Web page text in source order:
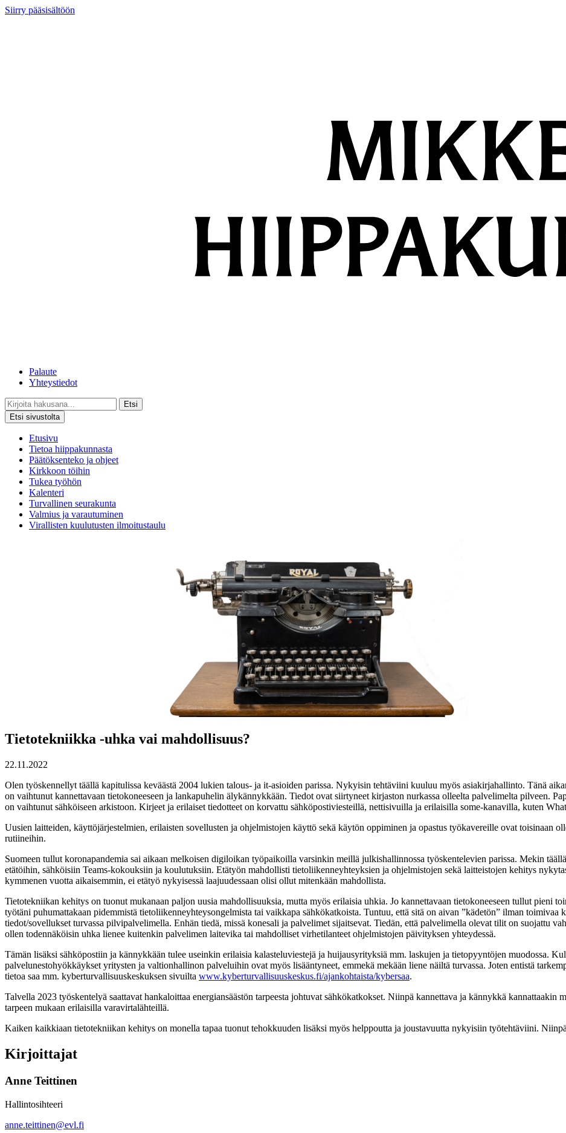
Siirry pääsisältöön
Palaute
Yhteystiedot
Etsi
Etsi sivustolta
Etusivu
Tietoa hiippakunnasta
Päätöksenteko ja ohjeet
Kirkkoon töihin
Tukea työhön
Kalenteri
Turvallinen seurakunta
Valmius ja varautuminen
Virallisten kuulutusten ilmoitustaulu
Tietotekniikka -uhka vai mahdollisuus?
22.11.2022
Olen työskennellyt täällä kapitulissa keväästä 2004 lukien talous- ja it-asioiden parissa. Nykyisin tehtäviini kuuluu myös asiakirjahallinto. Tänä
on vaihtunut kannettavaan tietokoneeseen ja lankapuhelin älykännykkään. Tiedot ovat siirtyneet kirjaston nurkassa olleelta palvelimelta pilveen.
on vaihtunut sähköiseen arkistoon. Kirjeet ja erilaiset tiedotteet on korvattu sähköpostiviesteillä, nettisivuilla ja erilaisilla some-kanavilla, kuten
Uusien laitteiden, käyttöjärjestelmien, erilaisten sovellusten ja ohjelmistojen käyttö sekä käytön oppiminen ja opastus työkavereille ovat toisinaan
rutiineihin.
Suomeen tullut koronapandemia sai aikaan melkoisen digiloikan työpaikoilla varsinkin meillä julkishallinnossa työskentelevien parissa. Mekin
etätöihin, sähköisiin Teams-kokouksiin ja koulutuksiin. Etätyön mahdollisti tietoliikenneyhteyksien ja ohjelmistojen sekä laitteistojen kehitys
kymmenen vuotta aikaisemmin, ei etätyö nykyisessä laajuudessaan olisi ollut mitenkään mahdollista.
Tietotekniikan kehitys on tuonut mukanaan paljon uusia mahdollisuuksia, mutta myös erilaisia uhkia. Jo kannettavaan tietokoneeseen tullut pieni
työtäni puhumattakaan pidemmistä tietoliikenneyhteysongelmista tai vaikkapa sähkökatkoista. Tuntuu, että sitä on aivan ”kädetön” ilman
tiedot/sovellukset turvassa pilvipalvelimella. Enhän tiedä, missä konesali ja palvelimet sijaitsevat. Tiedän, että palvelimella olevat tilit on suojattu
ollen todennäköisin uhka lienee kuitenkin palvelimen laitevika tai mahdolliset virhetilanteet ohjelmistojen päivityksen yhteydessä.
Tämän lisäksi sähköpostiin ja kännykkään tulee useinkin erilaisia kalasteluviestejä ja huijausyrityksiä mm. laskujen ja tietopyyntöjen muodossa.
palvelunestohyökkäykset yritysten ja valtionhallinon palveluihin ovat myös lisääntyneet, emmekä mekään liene näiltä turvassa. Joten entistä
tietoa saa mm. kyberturvallisuuskeskuksen sivuilta www.kyberturvallisuuskeskus.fi/ajankohtaista/kybersaa.
Talvella 2023 työskentelyä saattavat hankaloittaa energiansäästön tarpeesta johtuvat sähkökatkokset. Niinpä kannettava ja kännykkä kannattaakin
tarpeen mukaan erilaisilla varavirtalähteillä.
Kaiken kaikkiaan tietotekniikan kehitys on monella tapaa tuonut tehokkuuden lisäksi myös helppoutta ja joustavuutta nykyisiin työtehtäviini.
Kirjoittajat
Anne Teittinen
Hallintosihteeri
anne.teittinen@evl.fi